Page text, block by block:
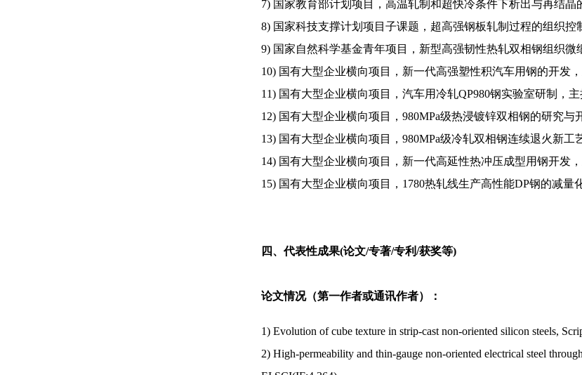
7) 国家教育部计划项目，高温轧制和超快冷条件下析出与再结晶
8) 国家科技支撑计划项目子课题，超高强钢板轧制过程的组织控
9) 国家自然科学基金青年项目，新型高强韧性热轧双相钢组织微
10) 国有大型企业横向项目，新一代高强塑性积汽车用钢的开发，
11) 国有大型企业横向项目，汽车用冷轧QP980钢实验室研制，主
12) 国有大型企业横向项目，980MPa级热浸镀锌双相钢的研究与
13) 国有大型企业横向项目，980MPa级冷轧双相钢连续退火新工
14) 国有大型企业横向项目，新一代高延性热冲压成型用钢开发，
15) 国有大型企业横向项目，1780热轧线生产高性能DP钢的减量
四、代表性成果(论文/专著/专利/获奖等)
论文情况（第一作者或通讯作者）：
1) Evolution of cube texture in strip-cast non-oriented silicon steels,
2) High-permeability and thin-gauge non-oriented electrical steel